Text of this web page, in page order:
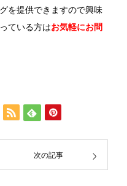
を提供できますので興味
ている方はお気軽にお問
次の記事